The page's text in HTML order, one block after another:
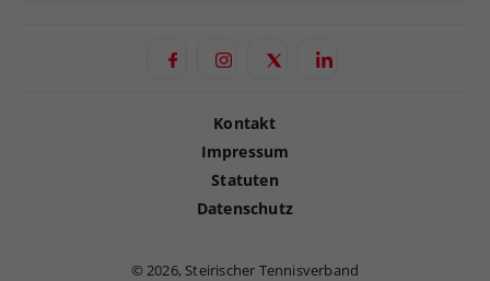
Kontakt
Impressum
Statuten
Datenschutz
©2026, Steirischer Tennisverband